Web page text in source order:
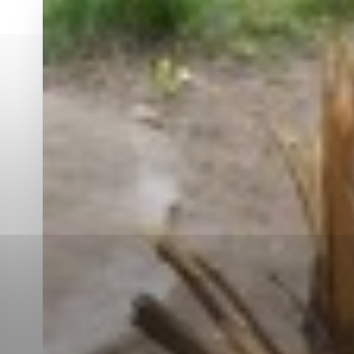
Sčítanie obyvateľov, domov a bytov
2021
Separovaný zber v meste
Technické cookies
Technické súbory
tým, že umožňujú
stránky. Bez týchto
Analytické cookies
Analytické cookies
aby mohol stránky